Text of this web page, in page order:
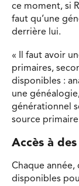
ce moment, si
faut qu’une
derrière lui.
« Il faut avoir
primaires,
disponibles :
une
générationnel
source
Accès à
Chaque
disponibles